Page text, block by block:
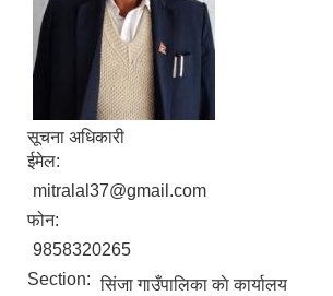
सूचना अधिकारी
ईमेल:
mitralal37@gmail.com
फोन:
9858320265
Section: सिंजा गाउँपालिका काे कार्यालय